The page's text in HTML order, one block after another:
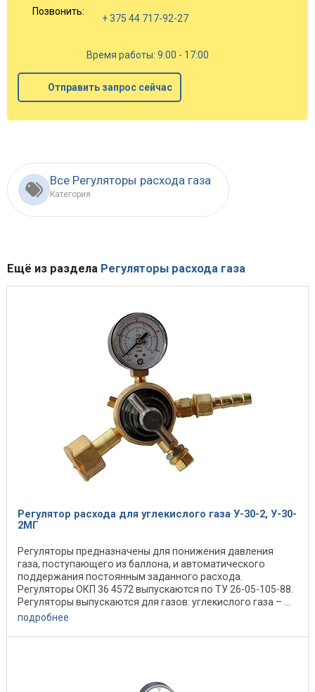
Позвонить:
+ 375 44 717-92-27
Время работы: 9:00 - 17:00
Отправить запрос сейчас
Все Регуляторы расхода газа
Категория
Ещё из раздела Регуляторы расхода газа
Регулятор расхода для углекислого газа У-30-2, У-30-
2МГ
Регуляторы предназначены для понижения давления
газа, поступающего из баллона, и автоматического
поддержания постоянным заданного расхода.
Регуляторы ОКП 36 4572 выпускаются по ТУ 26-05-105-88.
Регуляторы выпускаются для газов: углекислого газа – ...
подробнее